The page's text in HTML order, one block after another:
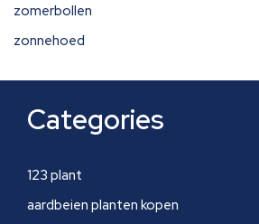
zomerbollen
zonnehoed
Categories
123 plant
aardbeien planten kopen